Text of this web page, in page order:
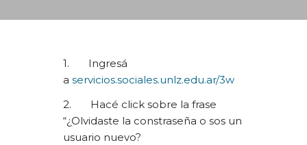
1. Ingresá
a servicios.sociales.unlz.edu.ar/3w
2. Hacé click sobre la frase
“¿Olvidaste la constraseña o sos un
usuario nuevo?